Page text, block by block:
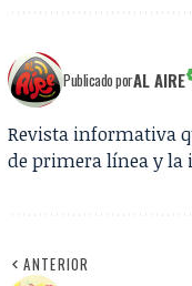
Publicado porAL AIRE
Revista informativa
de primera línea y la
ANTERIOR